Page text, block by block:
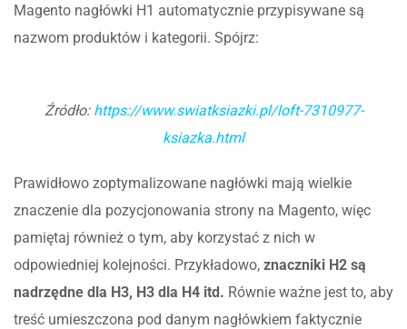
Magento nagłówki H1 automatycznie przypisywane są
nazwom produktów i kategorii. Spójrz:
Źródło: https://www.swiatksiazki.pl/loft-7310977-
ksiazka.html
Prawidłowo zoptymalizowane nagłówki mają wielkie
znaczenie dla pozycjonowania strony na Magento, więc
pamiętaj również o tym, aby korzystać z nich w
odpowiedniej kolejności. Przykładowo, znaczniki H2 są
nadrzędne dla H3, H3 dla H4 itd. Równie ważne jest to, aby
treść umieszczona pod danym nagłówkiem faktycznie